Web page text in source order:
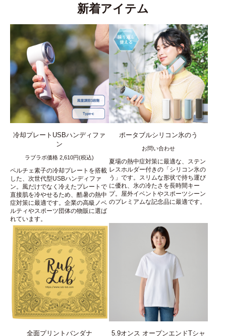
新着アイテム
冷却プレートUSBハンディファ
ン
ラブラボ価格 2,610円(税込)
ペルチェ素子の冷却プレートを搭載
した、次世代型USBハンディファ
ン。風だけでなく冷えたプレートで
直接肌を冷やせるため、酷暑の熱中
症対策に最適です。企業の高級ノベ
ルティやスポーツ団体の物販に選ば
れています。
ポータブルシリコン氷のう
お問い合わせ
夏場の熱中症対策に最適な、ステン
レスホルダー付きの「シリコン氷の
う」です。スリムな形状で持ち運び
に優れ、氷の冷たさを長時間キー
プ。屋外イベントやスポーツシーン
のプレミアムな記念品に最適です。
全面プリントバンダナ 5.9オンス オープンエンドTシャ